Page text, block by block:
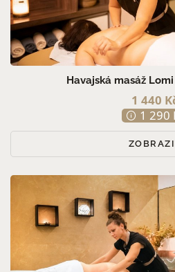
Havajská masáž
1 440
1 290